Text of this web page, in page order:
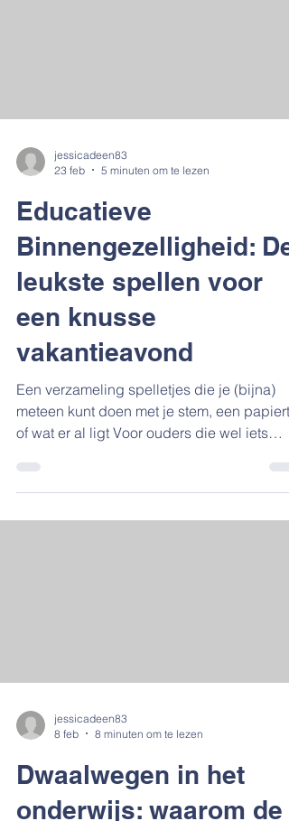
jessicadeen83
23 feb
5 minuten om te lezen
Educatieve
Binnengezelligheid: De
leukste spellen voor
een knusse
vakantieavond
Een verzameling spelletjes die je (bijna)
meteen kunt doen met je stem, een
of wat er al ligt Voor ouders die wel iets
willen met printen of materialen verzamelen
Oefenen met taal, rekenen, geheugen en
samenwerken, zonder dat het als school
jessicadeen83
8 feb
8 minuten om te lezen
Dwaalwegen in het
onderwijs: waarom de